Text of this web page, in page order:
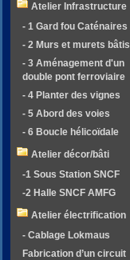
Atelier Infrastructure
- 1 Gard fou Caténaires
- 2 Murs et murets bâtis
- 3 Aménagement d'un
double pont ferroviaire
- 4 Planter des vignes
- 5 Abord des voies
- 6 Boucle hélicoïdale
Atelier décor/bâti
-1 Sous Station SNCF
-2 Halle SNCF AMFG
Atelier électrification
- Cablage Lokmaus
Fabrication d’un circuit